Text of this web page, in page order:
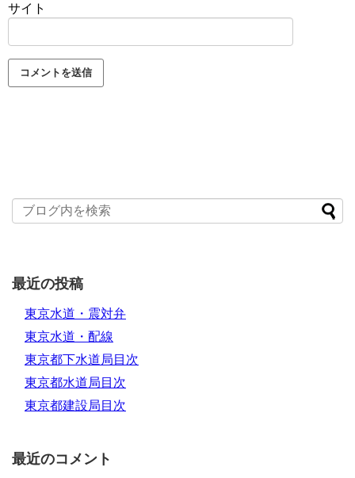
サイト
最近の投稿
東京水道・震対弁
東京水道・配線
東京都下水道局目次
東京都水道局目次
東京都建設局目次
最近のコメント